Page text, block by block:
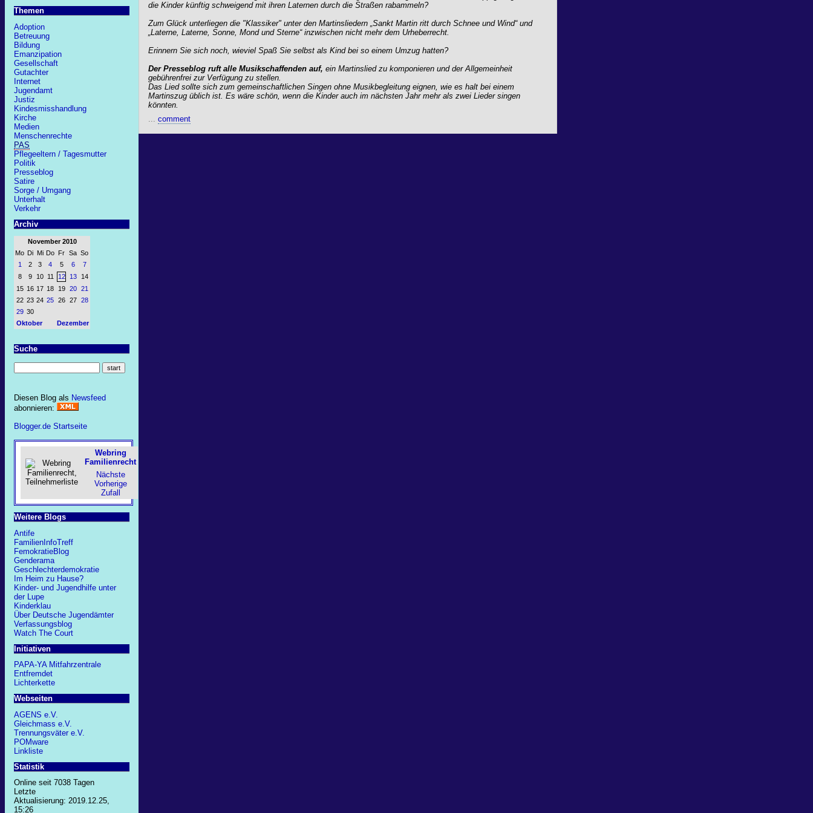
Themen
Adoption
Betreuung
Bildung
Emanzipation
Gesellschaft
Gutachter
Internet
Jugendamt
Justiz
Kindesmisshandlung
Kirche
Medien
Menschenrechte
PAS
Pflegeeltern / Tagesmutter
Politik
Presseblog
Satire
Sorge / Umgang
Unterhalt
Verkehr
Archiv
November 2010
Mo Di Mi Do Fr Sa So
1
2 3 4 5 6
7
8
9 10 11 12 13
14
15 16 17 18 19 20
21
22 23 24 25 26 27
28
29 30
Oktober
Dezember
Suche
Diesen Blog als Newsfeed
abonnieren:
Blogger.de Startseite
Webring
Familienrecht
Nächste
Vorherige
Zufall
Weitere Blogs
Antife
FamilienInfoTreff
FemokratieBlog
Genderama
Geschlechterdemokratie
Im Heim zu Hause?
Kinder- und Jugendhilfe unter
der Lupe
Kinderklau
Über Deutsche Jugendämter
Verfassungsblog
Watch The Court
Initiativen
PAPA-YA Mitfahrzentrale
Entfremdet
Lichterkette
Webseiten
AGENS e.V.
Gleichmass e.V.
Trennungsväter e.V.
POMware
Linkliste
Statistik
Online seit 7038 Tagen
Letzte
Aktualisierung: 2019.12.25,
15:26
die Kinder künftig schweigend mit ihren Laternen durch die Straßen rabammeln?
Zum Glück unterliegen die "Klassiker" unter den Martinsliedern „Sankt Martin ritt durch Schnee und Wind“und
„Laterne, Laterne, Sonne, Mond und Sterne“inzwischen nicht mehr dem Urheberrecht.
Erinnern Sie sich noch, wieviel Spaß Sie selbst als Kind bei so einem Umzug hatten?
Der Presseblog ruft alle Musikschaffenden auf, ein Martinslied zu komponieren und der Allgemeinheit
gebührenfrei zur Verfügung zu stellen.
Das Lied sollte sich zum gemeinschaftlichen Singen ohne Musikbegleitung eignen, wie es halt bei einem
Martinszug üblich ist. Es wäre schön, wenn die Kinder auch im nächsten Jahr mehr als zwei Lieder singen
könnten.
... comment